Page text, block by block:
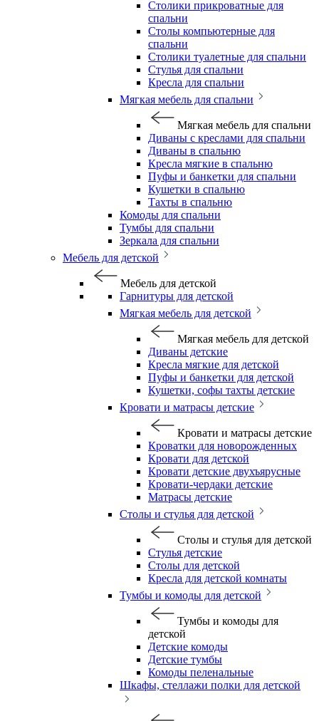
Столики прикроватные для
спальни
Столы компьютерные для
спальни
Столики туалетные для спальни
Стулья для спальни
Кресла для спальни
Мягкая мебель для спальни
Мягкая мебель для спальни
Диваны с креслами для спальни
Диваны в спальню
Кресла мягкие в спальню
Пуфы и банкетки для спальни
Кушетки в спальню
Тахты в спальню
Комоды для спальни
Тумбы для спальни
Зеркала для спальни
Мебель для детской
Мебель для детской
Гарнитуры для детской
Мягкая мебель для детской
Мягкая мебель для детской
Диваны детские
Кресла мягкие для детской
Пуфы и банкетки для детской
Кушетки, софы тахты детские
Кровати и матрасы детские
Кровати и матрасы детские
Кроватки для новорожденных
Кровати для детской
Кровати детские двухъярусные
Кровати-чердаки детские
Матрасы детские
Столы и стулья для детской
Столы и стулья для детской
Стулья детские
Столы для детской
Кресла для детской комнаты
Тумбы и комоды для детской
Тумбы и комоды для
детской
Детские комоды
Детские тумбы
Комоды пеленальные
Шкафы, стеллажи полки для детской